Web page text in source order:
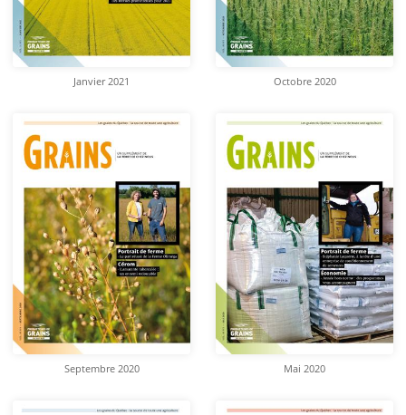
Janvier 2021 Octobre 2020
Septembre 2020 Mai 2020